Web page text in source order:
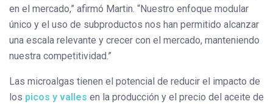
en el mercado,” afirmó Martin. “Nuestro enfoque modular
único y el uso de subproductos nos han permitido alcanzar
una escala relevante y crecer con el mercado, manteniendo
nuestra competitividad.”
Las microalgas tienen el potencial de reducir el impacto de
los picos y valles en la producción y el precio del aceite de